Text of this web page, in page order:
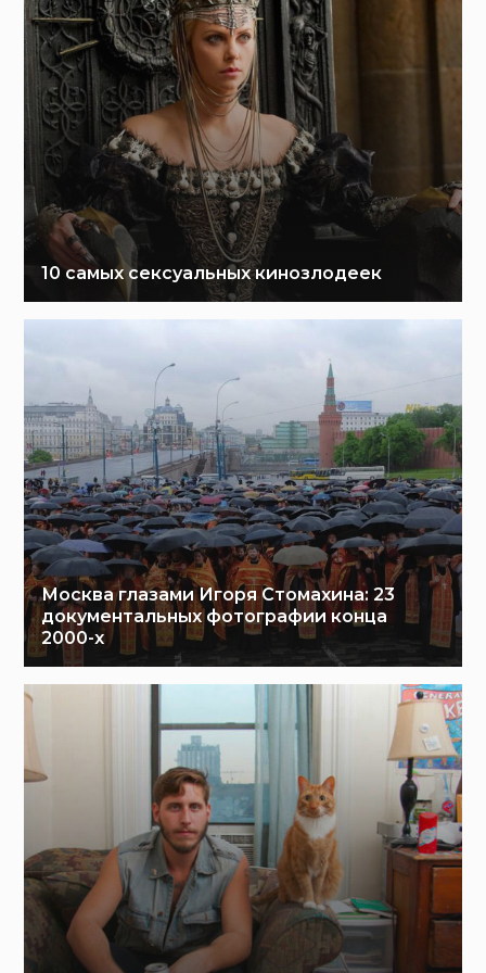
10 самых сексуальных кинозлодеек
Москва глазами Игоря Стомахина: 23
документальных фотографии конца
2000-х